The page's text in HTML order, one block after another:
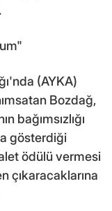
(AYKA)
Bozdağ,
bağımsızlığı
gösterdiği
ödülü vermesi
çıkaracaklarına